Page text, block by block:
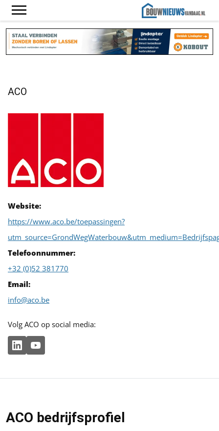
ACO
Website:
https://www.aco.be/toepassingen?
Telefoonnummer:
+32 (0)52 381770
Email:
info@aco.be
Volg ACO op social media:
ACO bedrijfsprofiel